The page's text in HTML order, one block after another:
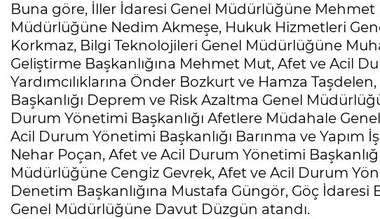
Buna göre, İller İdaresi Genel Müdürlüğüne Mehmet
Müdürlüğüne Nedim Akmeşe, Hukuk Hizmetleri
Korkmaz, Bilgi Teknolojileri Genel Müdürlüğüne
Geliştirme Başkanlığına Mehmet Mut, Afet ve Acil
Yardımcılıklarına Önder Bozkurt ve Hamza
Başkanlığı Deprem ve Risk Azaltma Genel
Durum Yönetimi Başkanlığı Afetlere Müdahale
Acil Durum Yönetimi Başkanlığı Barınma ve
Nehar Poçan, Afet ve Acil Durum Yönetimi
Müdürlüğüne Cengiz Gevrek, Afet ve Acil Durum
Denetim Başkanlığına Mustafa Güngör, Göç İdaresi
Genel Müdürlüğüne Davut Düzgün atandı.